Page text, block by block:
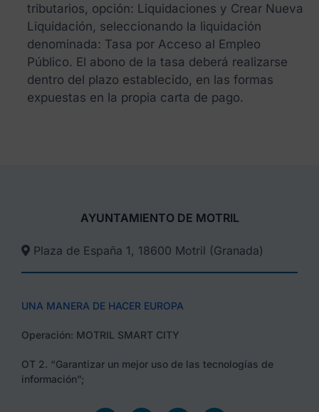
tributarios, opción: Liquidaciones y Crear Nueva
Liquidación, seleccionando la liquidación
denominada: Tasa por Acceso al Empleo
Público. El abono de la tasa deberá realizarse
dentro del plazo establecido, en las formas
expuestas en la propia carta de pago.
AYUNTAMIENTO DE MOTRIL
Plaza de España 1, 18600 Motril (Granada)​
UNA MANERA DE HACER EUROPA
Operación: MOTRIL SMART CITY
OT 2. “Garantizar un mejor uso de las tecnologías de
información”;